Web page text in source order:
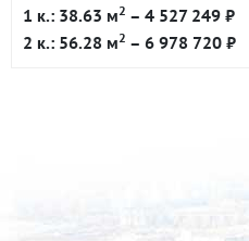
1 к.: 38.63 м2 – 4 527 249 ₽
2 к.: 56.28 м2 – 6 978 720 ₽